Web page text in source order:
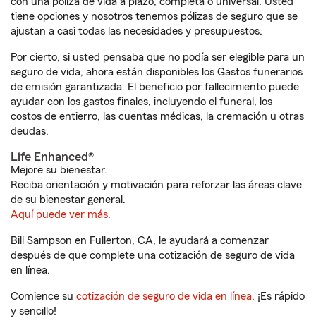
tiene opciones y nosotros tenemos pólizas de seguro que se
ajustan a casi todas las necesidades y presupuestos.
Por cierto, si usted pensaba que no podía ser elegible para un
seguro de vida, ahora están disponibles los Gastos funerarios
de emisión garantizada. El beneficio por fallecimiento puede
ayudar con los gastos finales, incluyendo el funeral, los
costos de entierro, las cuentas médicas, la cremación u otras
deudas.
Life Enhanced®
Mejore su bienestar.
Reciba orientación y motivación para reforzar las áreas clave
de su bienestar general.
Aquí puede ver más.
Bill Sampson en Fullerton, CA, le ayudará a comenzar
después de que complete una cotización de seguro de vida
en línea.
Comience su cotización de seguro de vida en línea. ¡Es rápido
y sencillo!